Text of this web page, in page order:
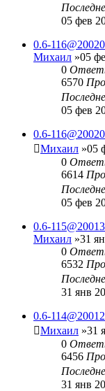
05 фев
0.6-
Михаил »05
0
6570
05 фев
0.6-
Михаил »05
0
6614
05 фев
0.6-
Михаил »31
0
6532
31 янв
0.6-
Михаил »31
0
6456
31 янв